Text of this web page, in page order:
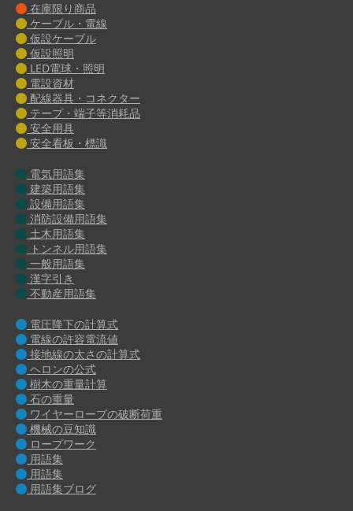
在庫限り商品
ケーブル・電線
仮設ケーブル
仮設照明
LED電球・照明
電設資材
配線器具・コネクター
テープ・端子等消耗品
安全用具
安全看板・標識
電気用語集
建築用語集
設備用語集
消防設備用語集
土木用語集
トンネル用語集
一般用語集
漢字引き
不動産用語集
電圧降下の計算式
電線の許容電流値
接地線の太さの計算式
ヘロンの公式
樹木の重量計算
石の重量
ワイヤーロープの破断荷重
機械の豆知識
ロープワーク
用語集
用語集
用語集ブログ